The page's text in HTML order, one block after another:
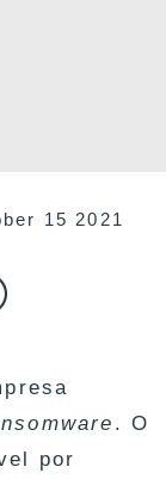
15 2021
. O
por